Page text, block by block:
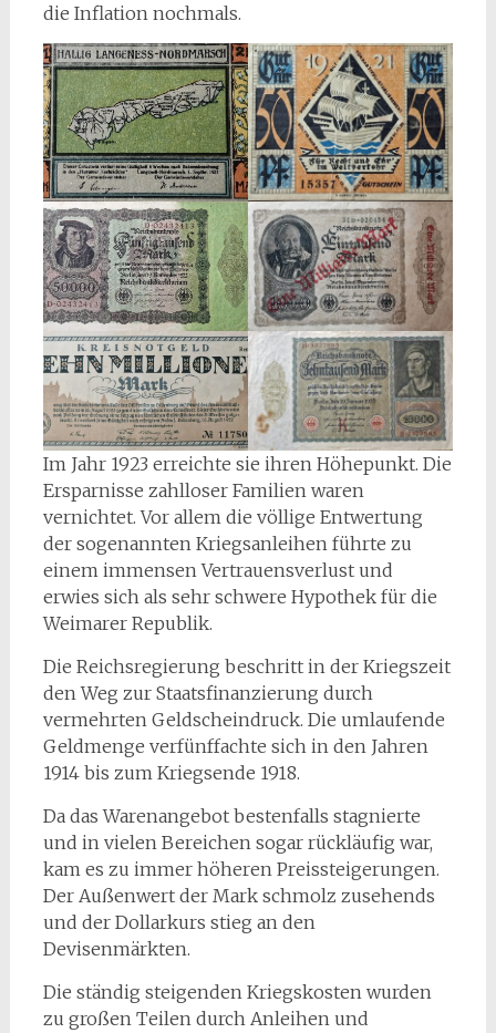
die Inflation nochmals.
Im Jahr 1923 erreichte sie ihren Höhepunkt. Die
Ersparnisse zahlloser Familien waren
vernichtet. Vor allem die völlige Entwertung
der sogenannten Kriegsanleihen führte zu
einem immensen Vertrauensverlust und
erwies sich als sehr schwere Hypothek für die
Weimarer Republik.
Die Reichsregierung beschritt in der Kriegszeit
den Weg zur Staatsfinanzierung durch
vermehrten Geldscheindruck. Die umlaufende
Geldmenge verfünffachte sich in den Jahren
1914 bis zum Kriegsende 1918.
Da das Warenangebot bestenfalls stagnierte
und in vielen Bereichen sogar rückläufig war,
kam es zu immer höheren Preissteigerungen.
Der Außenwert der Mark schmolz zusehends
und der Dollarkurs stieg an den
Devisenmärkten.
Die ständig steigenden Kriegskosten wurden
zu großen Teilen durch Anleihen und